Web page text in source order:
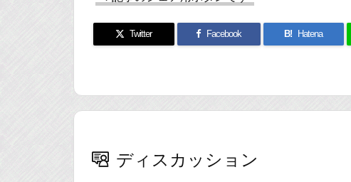
Twitter Facebook B! Hatena
ディスカッション